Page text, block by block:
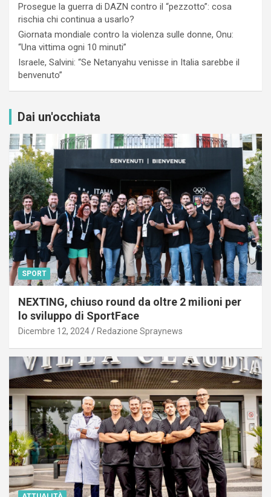
Prosegue la guerra di DAZN contro il “pezzotto”: cosa
rischia chi continua a usarlo?
Giornata mondiale contro la violenza sulle donne, Onu:
“Una vittima ogni 10 minuti”
Israele, Salvini: “Se Netanyahu venisse in Italia sarebbe il
benvenuto”
Dai un'occhiata
SPORT
NEXTING, chiuso round da oltre 2 milioni per
lo sviluppo di SportFace
Dicembre 12, 2024 Redazione Spraynews